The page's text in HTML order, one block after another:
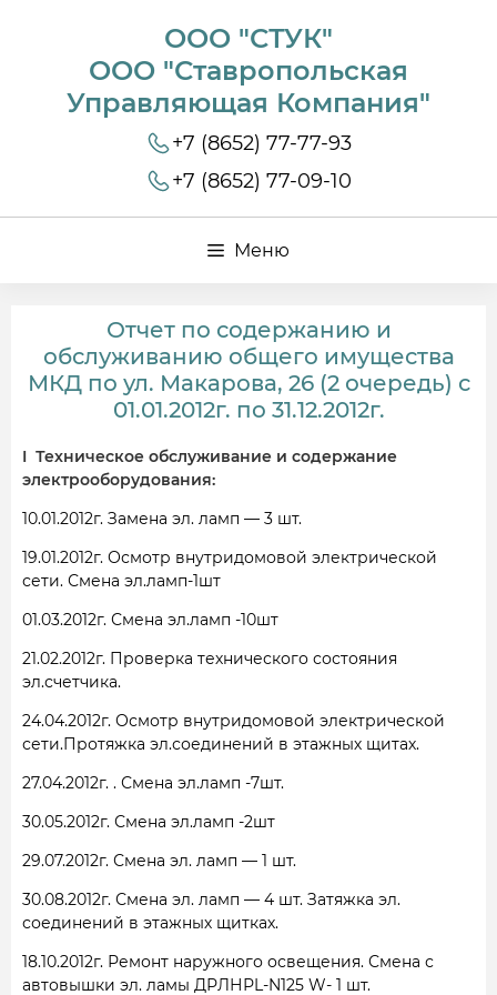
ООО "СТУК"
ООО "Ставропольская
Управляющая Компания"
+7 (8652) 77-77-93
+7 (8652) 77-09-10
Меню
Отчет по содержанию и
обслуживанию общего имущества
МКД по ул. Макарова, 26 (2 очередь) с
01.01.2012г. по 31.12.2012г.
I Техническое обслуживание и содержание
электрооборудования:
10.01.2012г. Замена эл. ламп — 3 шт.
19.01.2012г. Осмотр внутридомовой электрической
сети. Смена эл.ламп-1шт
01.03.2012г. Смена эл.ламп -10шт
21.02.2012г. Проверка технического состояния
эл.счетчика.
24.04.2012г. Осмотр внутридомовой электрической
сети.Протяжка эл.соединений в этажных щитах.
27.04.2012г. . Смена эл.ламп -7шт.
30.05.2012г. Смена эл.ламп -2шт
29.07.2012г. Смена эл. ламп — 1 шт.
30.08.2012г. Смена эл. ламп — 4 шт. Затяжка эл.
соединений в этажных щитках.
18.10.2012г. Ремонт наружного освещения. Смена с
автовышки эл. ламы ДРЛНРL-N125 W- 1 шт.